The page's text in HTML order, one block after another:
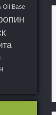
Oil Base